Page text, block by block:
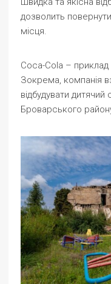
дозволить
місця.
Coca-Cola – приклад
Зокрема, компанія
відбудувати дитячий
Броварського